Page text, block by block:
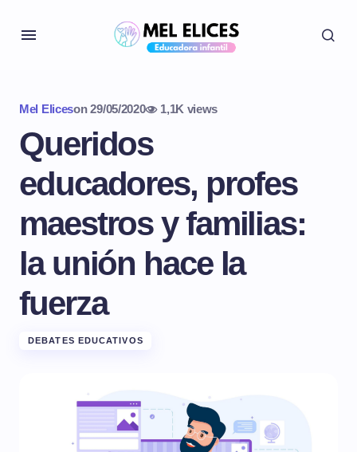
Mel Eliceson 29/05/2020 1,1K views
Queridos
educadores, profes
maestros y familias:
la unión hace la
fuerza
DEBATES EDUCATIVOS